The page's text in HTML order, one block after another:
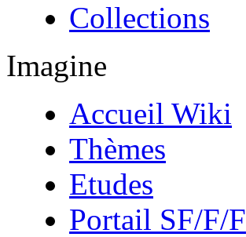
Collections
Imagine
Accueil Wiki
Thèmes
Etudes
Portail SF/F/F